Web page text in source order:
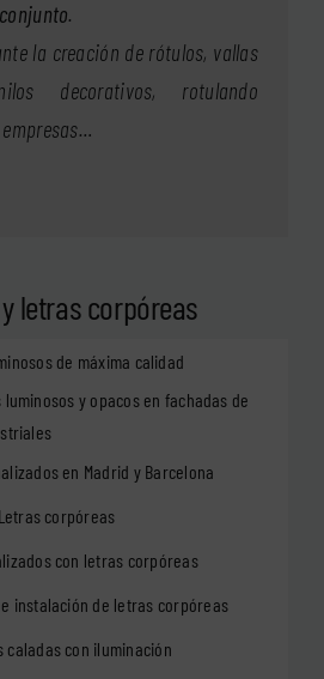
.
la creación de rótulos, vallas
decorativos, rotulando
letras corpóreas
de máxima calidad
y opacos en fachadas de
en Madrid y Barcelona
Letras corpóreas
con letras corpóreas
instalación de letras corpóreas
caladas con iluminación